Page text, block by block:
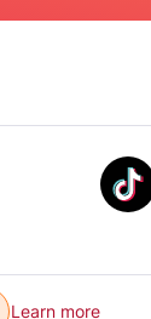
Learn more